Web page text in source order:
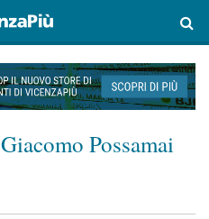
Giacomo Possamai